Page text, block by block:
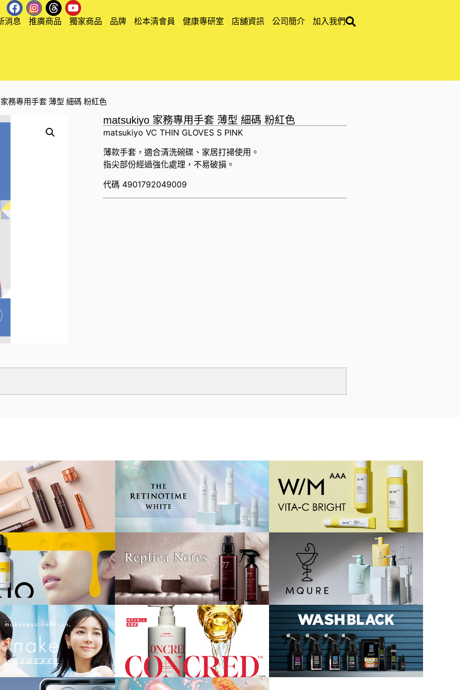
消息 推廣商品 獨家商品 品牌 松本清會員 健康專研室 店舖資訊 公司簡介 加入我們
務專用手套 薄型 細碼 粉紅色
matsukiyo 家務專用手套 薄型 細碼 粉紅色
matsukiyo VC THIN GLOVES S PINK
薄款手套，適合清洗碗碟、家居打掃使用。
指尖部份經過強化處理，不易破損。
代碼 4901792049009